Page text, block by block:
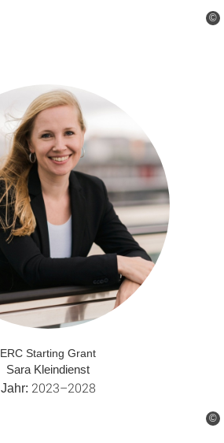
©
©
ERC Starting Grant
Sara Kleindienst
Jahr: 2023–2028